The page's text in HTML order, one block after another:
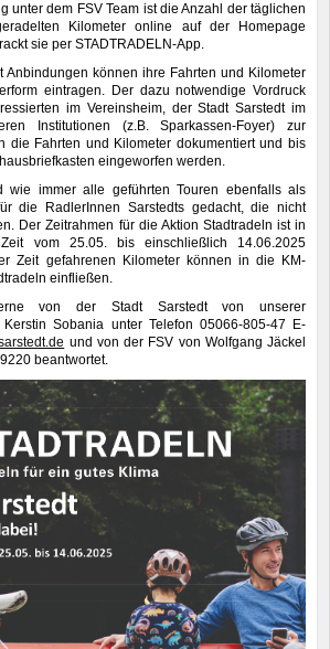
unter dem FSV Team ist die Anzahl der täglichen
Kilometer online auf der Homepage
sie per STADTRADELN-App.
Anbindungen können ihre Fahrten und Kilometer
eintragen. Der dazu notwendige Vordruck
im Vereinsheim, der Stadt Sarstedt im
Institutionen (z.B. Sparkassen-Foyer) zur
die Fahrten und Kilometer dokumentiert und bis
eingeworfen werden.
wie immer alle geführten Touren ebenfalls als
die RadlerInnen Sarstedts gedacht, die nicht
Der Zeitrahmen für die Aktion Stadtradeln ist in
vom 25.05. bis einschließlich 14.06.2025
Zeit gefahrenen Kilometer können in die KM-
einfließen.
von der Stadt Sarstedt von unserer
Kerstin Sobania unter Telefon 05066-805-47 E-
und von der FSV von Wolfgang Jäckel
beantwortet.